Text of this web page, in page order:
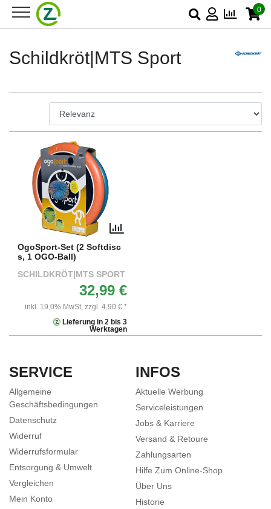
0
Schildkröt|MTS Sport
OgoSport-Set (2 Softdisc
s, 1 OGO-Ball)
SCHILDKRÖT|MTS SPORT
32,99 €
inkl. 19,0% MwSt, zzgl. 4,90 € *
Lieferung in 2 bis 3
Werktagen
SERVICE
Allgemeine
Geschäftsbedingungen
Datenschutz
Widerruf
Widerrufsformular
Entsorgung & Umwelt
Vergleichen
Mein Konto
INFOS
Aktuelle Werbung
Serviceleistungen
Jobs & Karriere
Versand & Retoure
Zahlungsarten
Hilfe Zum Online-Shop
Über Uns
Historie